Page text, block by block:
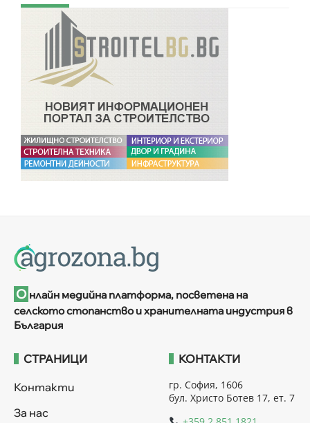
О нлайн медийна платформа, посветена на
селското стопанство и хранителната индустрия в
България
СТРАНИЦИ
Контакти
За нас
КОНТАКТИ
гр. София, 1606
бул. Христо Ботев 17, ет. 7